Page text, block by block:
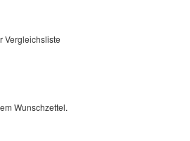
Vergleichsliste
Wunschzettel.